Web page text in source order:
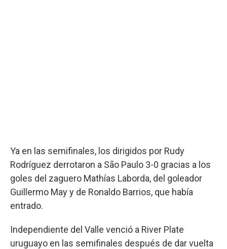
Ya en las semifinales, los dirigidos por Rudy
Rodríguez derrotaron a São Paulo 3-0 gracias a los
goles del zaguero Mathías Laborda, del goleador
Guillermo May y de Ronaldo Barrios, que había
entrado.
Independiente del Valle venció a River Plate
uruguayo en las semifinales después de dar vuelta